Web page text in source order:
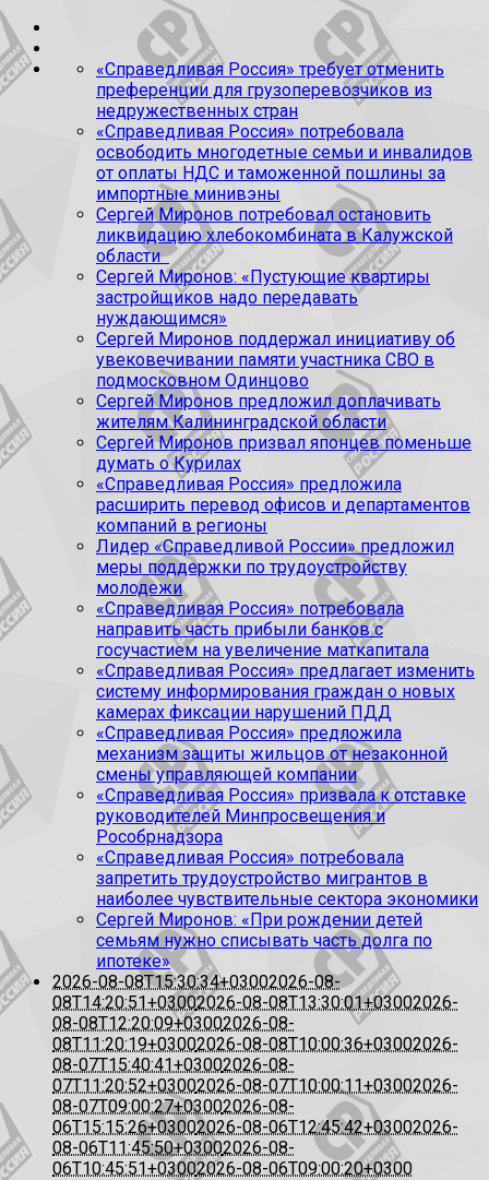
«Справедливая Россия» требует отменить
преференции для грузоперевозчиков из
недружественных стран
«Справедливая Россия» потребовала
освободить многодетные семьи и инвалидов
от оплаты НДС и таможенной пошлины за
импортные минивэны
Сергей Миронов потребовал остановить
ликвидацию хлебокомбината в Калужской
области
Сергей Миронов: «Пустующие квартиры
застройщиков надо передавать
нуждающимся»
Сергей Миронов поддержал инициативу об
увековечивании памяти участника СВО в
подмосковном Одинцово
Сергей Миронов предложил доплачивать
жителям Калининградской области
Сергей Миронов призвал японцев поменьше
думать о Курилах
«Справедливая Россия» предложила
расширить перевод офисов и департаментов
компаний в регионы
Лидер «Справедливой России» предложил
меры поддержки по трудоустройству
молодежи
«Справедливая Россия» потребовала
направить часть прибыли банков с
госучастием на увеличение маткапитала
«Справедливая Россия» предлагает изменить
систему информирования граждан о новых
камерах фиксации нарушений ПДД
«Справедливая Россия» предложила
механизм защиты жильцов от незаконной
смены управляющей компании
«Справедливая Россия» призвала к отставке
руководителей Минпросвещения и
Рособрнадзора
«Справедливая Россия» потребовала
запретить трудоустройство мигрантов в
наиболее чувствительные сектора экономики
Сергей Миронов: «При рождении детей
семьям нужно списывать часть долга по
ипотеке»
2026-08-08T15:30:34+03002026-08-
08T14:20:51+03002026-08-08T13:30:01+03002026-
08-08T12:20:09+03002026-08-
08T11:20:19+03002026-08-08T10:00:36+03002026-
08-07T15:40:41+03002026-08-
07T11:20:52+03002026-08-07T10:00:11+03002026-
08-07T09:00:27+03002026-08-
06T15:15:26+03002026-08-06T12:45:42+03002026-
08-06T11:45:50+03002026-08-
06T10:45:51+03002026-08-06T09:00:20+0300